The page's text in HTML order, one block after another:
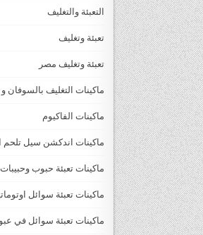
التعبئة والتغليف
تعبئة وتغليف
تعبئة وتغليف مصر
ماكينات التغليف بالسوفان
ماكينات الفاكيوم
ماكينات اندكشن سيل تلحم
ماكينات تعبئة حبوب وحبيبات
ماكينات تعبئة سوائل
ماكينات تعبئة سوائل في